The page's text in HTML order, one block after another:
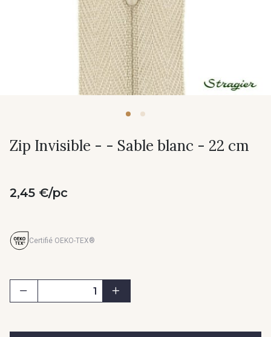
Zip Invisible - - Sable blanc - 22 cm
2,45 €/pc
Certifié OEKO-TEX®